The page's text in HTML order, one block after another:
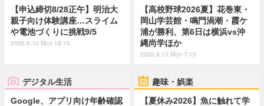
【申込締切8/28正午】明治大
親子向け体験講座…スライム
や電池づくりに挑戦9/5
2026.8.10 Mon 18:15
【高校野球2026夏】花巻東・
岡山学芸館・鳴門渦潮・霞ケ
浦が勝利、第6日は横浜vs沖
縄尚学ほか
2026.8.10 Mon 7:15
デジタル生活
Google、アプリ向け年齢確認
趣味・娯楽
【夏休み2026】魚に触れて学